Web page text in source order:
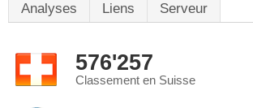
Analyses Liens Serveur
576'257
Classement en Suisse